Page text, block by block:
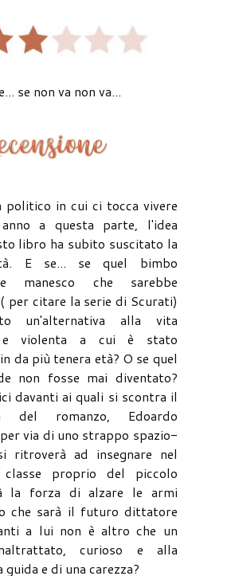
se non va non va...
politico in cui ci tocca vivere
a questa parte, l'idea
libro ha subito suscitato la
E se... se quel bimbo
manesco che sarebbe
per citare la serie di Scurati)
un'alternativa alla vita
e violenta a cui è stato
da più tenera età? O se quel
non fosse mai diventato?
davanti ai quali si scontra il
del romanzo, Edoardo
via di uno strappo spazio-
ritroverà ad insegnare nel
proprio del piccolo
la forza di alzare le armi
che sarà il futuro dittatore
a lui non è altro che un
curioso e alla
guida e di una carezza?